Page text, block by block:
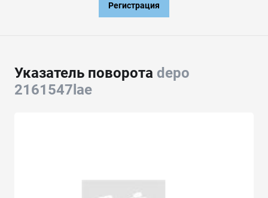
Регистрация
Указатель поворота depo
2161547lae